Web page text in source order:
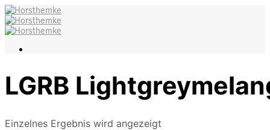
LGRB
Einzelnes Ergebnis wird angezeigt